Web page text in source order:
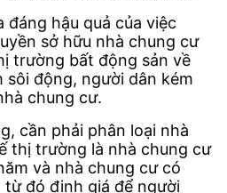
hậu quả của việc
sở hữu nhà chung cư
trường bất động sản về
sôi động, người dân kém
chung cư.
cần phải phân loại nhà
thị trường là nhà chung cư
và nhà chung cư có
từ đó định giá để người